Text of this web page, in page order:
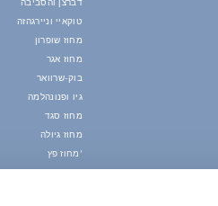
טוקאיי וניירגהזה
מחוז שופרון
מחוז אגר
בוק-שרוואר
גיו ופנונהלמה
מחוז סגד
מחוז גיולה
מחוז פץ'